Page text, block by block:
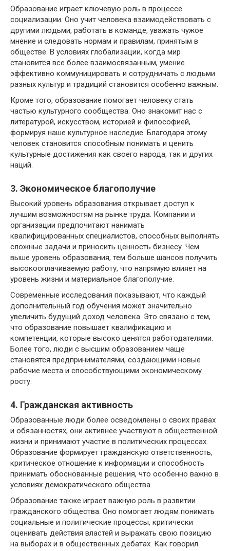
Образование играет ключевую роль в процессе
социализации. Оно учит человека взаимодействовать с
другими людьми, работать в команде, уважать чужое
мнение и следовать нормам и правилам, принятым в
обществе. В условиях глобализации, когда мир
становится все более взаимосвязанным, умение
эффективно коммуницировать и сотрудничать с людьми
разных культур и традиций становится особенно важным.
Кроме того, образование помогает человеку стать
частью культурного сообщества. Оно знакомит нас с
литературой, искусством, историей и философией,
формируя наше культурное наследие. Благодаря этому
человек становится способным понимать и ценить
культурные достижения как своего народа, так и других
наций.
3. Экономическое благополучие
Высокий уровень образования открывает доступ к
лучшим возможностям на рынке труда. Компании и
организации предпочитают нанимать
квалифицированных специалистов, способных выполнять
сложные задачи и приносить ценность бизнесу. Чем
выше уровень образования, тем больше шансов получить
высокооплачиваемую работу, что напрямую влияет на
уровень жизни и материальное благополучие.
Современные исследования показывают, что каждый
дополнительный год обучения может значительно
увеличить будущий доход человека. Это связано с тем,
что образование повышает квалификацию и
компетенции, которые высоко ценятся работодателями.
Более того, люди с высшим образованием чаще
становятся предпринимателями, создающими новые
рабочие места и способствующими экономическому
росту.
4. Гражданская активность
Образованные люди более осведомлены о своих правах
и обязанностях, они активнее участвуют в общественной
жизни и принимают участие в политических процессах.
Образование формирует гражданскую ответственность,
критическое отношение к информации и способность
принимать обоснованные решения, что особенно важно в
условиях демократического общества.
Образование также играет важную роль в развитии
гражданского общества. Оно помогает людям понимать
социальные и политические процессы, критически
оценивать действия властей и выражать свою позицию
на выборах и в общественных дебатах. Как говорил